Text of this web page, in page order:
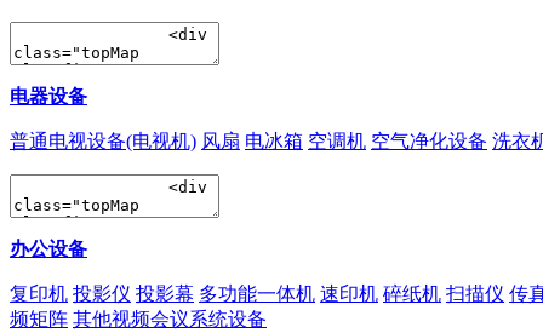
电器设备
普通电视设备(电视机) 风扇 电冰箱 空调机 空气净化设备 洗衣
办公设备
复印机 投影仪 投影幕 多功能一体机 速印机 碎纸机 扫描仪 传
频矩阵 其他视频会议系统设备